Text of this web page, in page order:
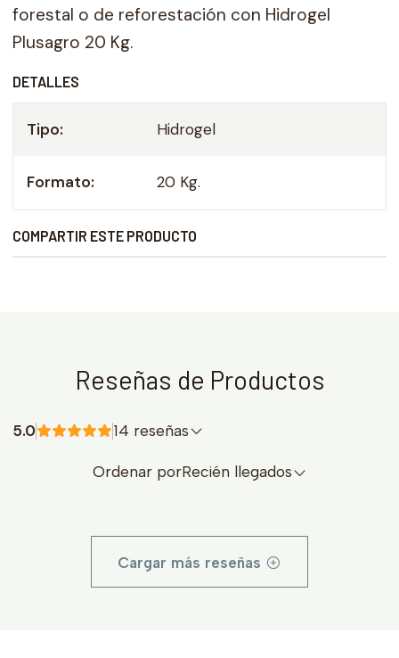
forestal o de reforestación con Hidrogel
Plusagro 20 Kg.
DETALLES
Tipo: Hidrogel
Formato: 20 Kg.
COMPARTIR ESTE PRODUCTO
Reseñas de Productos
5.0 14 reseñas
Ordenar porRecién llegados
Cargar más reseñas